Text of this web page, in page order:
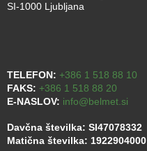
SI-1000 Ljubljana
TELEFON: +386 1 518 88 10
FAKS: +386 1 518 88 20
E-NASLOV: info@belmet.si
Davčna številka: SI47078332
Matična številka: 1922904000